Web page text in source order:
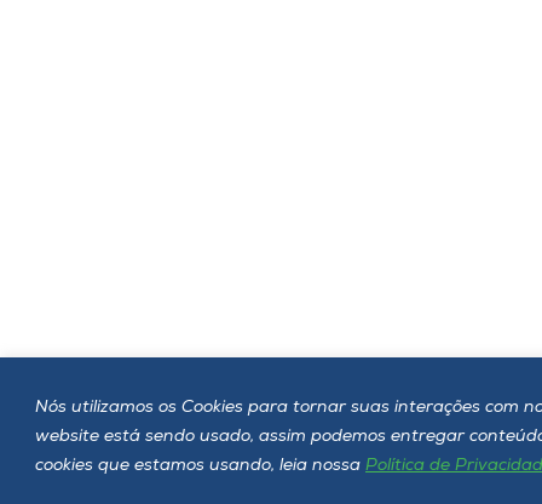
Nós utilizamos os Cookies para tornar suas interações com
website está sendo usado, assim podemos entregar
cookies que estamos usando, leia nossa Política de